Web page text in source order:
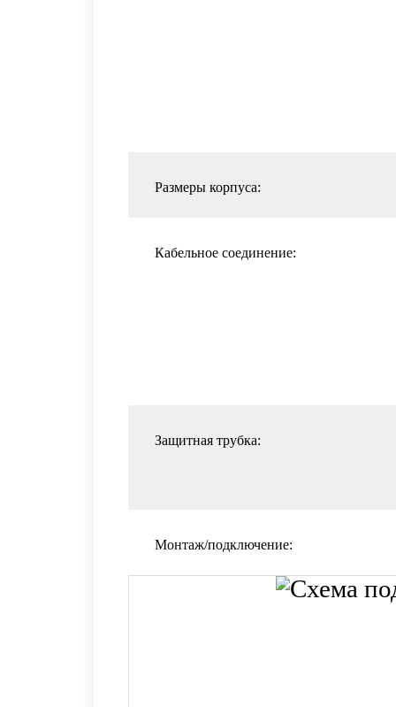
Размеры корпуса:
Кабельное соединение:
Защитная трубка:
Монтаж/подключение: